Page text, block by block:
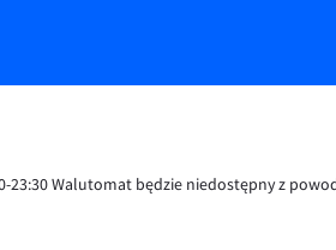
23:30 Walutomat będzie niedostępny z